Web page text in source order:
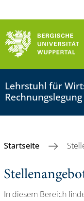
Lehrstuhl für
Rechnungslegung
Startseite
In diesem Bereich